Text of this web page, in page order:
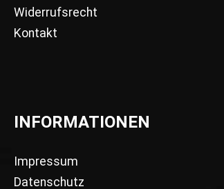
Widerrufsrecht
Kontakt
INFORMATIONEN
Impressum
Datenschutz